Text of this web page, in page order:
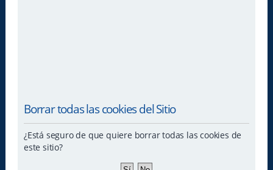
Borrar todas las cookies del Sitio
¿Está seguro de que quiere borrar todas las cookies de
este sitio?